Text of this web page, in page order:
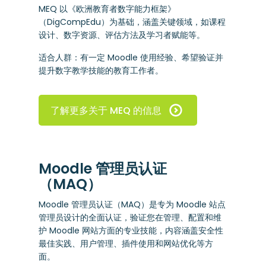
MEQ 以《欧洲教育者数字能力框架》
（DigCompEdu）为基础，涵盖关键领域，如课程
设计、数字资源、评估方法及学习者赋能等。
适合人群：有一定 Moodle 使用经验、希望验证并
提升数字教学技能的教育工作者。
了解更多关于 MEQ 的信息
Moodle 管理员认证
（MAQ）
Moodle 管理员认证（MAQ）是专为 Moodle 站点
管理员设计的全面认证，验证您在管理、配置和维
护 Moodle 网站方面的专业技能，内容涵盖安全性
最佳实践、用户管理、插件使用和网站优化等方
面。